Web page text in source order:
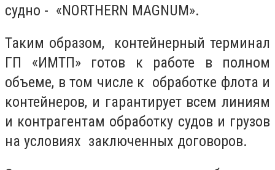
судно - «NORTHERN MAGNUM».
Таким образом, контейнерный терминал
ГП «ИМТП» готов к работе в полном
объеме, в том числе к обработке флота и
контейнеров, и гарантирует всем линиям
и контрагентам обработку судов и грузов
на условиях заключенных договоров.